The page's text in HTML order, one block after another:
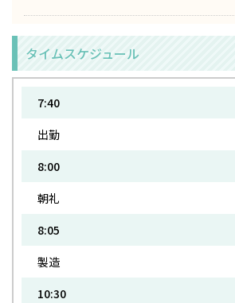
タイムスケジュール
7:40
出勤
8:00
朝礼
8:05
製造
10:30